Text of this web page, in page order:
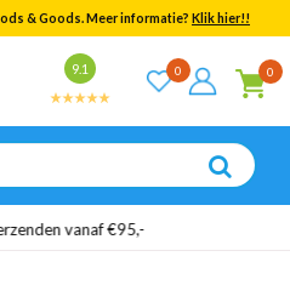
& Goods. Meer informatie? Klik hier!!
9.1 0 0
resultaten
vanaf €95,-